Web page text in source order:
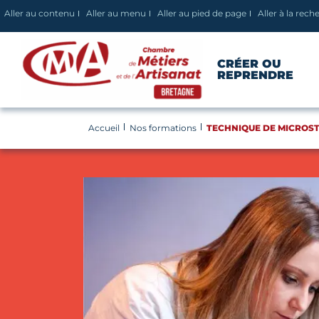
Panneau de gestion des cookies
Aller au contenu Aller au menu Aller au pied de page Aller à la
CRÉER OU
REPRENDRE
Accueil Nos formations TECHNIQUE DE